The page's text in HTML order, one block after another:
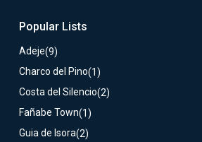
Popular Lists
Adeje(9)
Charco del Pino(1)
Costa del Silencio(2)
Fañabe Town(1)
Guia de Isora(2)